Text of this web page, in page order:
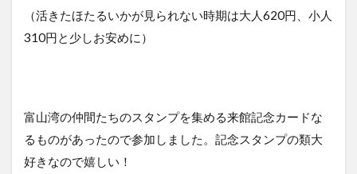
（活きたほたるいかが見られない時期は大人620円、小人
310円と少しお安めに）
富山湾の仲間たちのスタンプを集める来館記念カードな
るものがあったので参加しました。記念スタンプの類大
好きなので嬉しい！